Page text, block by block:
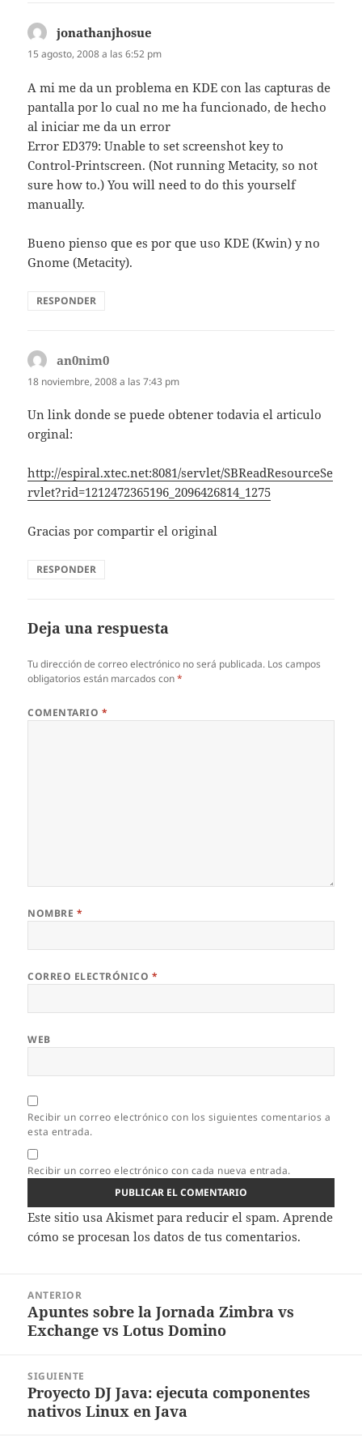
jonathanjhosue
15 agosto, 2008 a las 6:52 pm
A mi me da un problema en KDE con las capturas de
pantalla por lo cual no me ha funcionado, de hecho
al iniciar me da un error
Error ED379: Unable to set screenshot key to
Control-Printscreen. (Not running Metacity, so not
sure how to.) You will need to do this yourself
manually.
Bueno pienso que es por que uso KDE (Kwin) y no
Gnome (Metacity).
RESPONDER
an0nim0
18 noviembre, 2008 a las 7:43 pm
Un link donde se puede obtener todavia el articulo
orginal:
http://espiral.xtec.net:8081/servlet/SBReadResourceSe
rvlet?rid=1212472365196_2096426814_1275
Gracias por compartir el original
RESPONDER
Deja una respuesta
Tu dirección de correo electrónico no será publicada. Los campos
obligatorios están marcados con*
COMENTARIO *
NOMBRE *
CORREO ELECTRÓNICO *
WEB
Recibir un correo electrónico con los siguientes comentarios a
esta entrada.
Recibir un correo electrónico con cada nueva entrada.
Este sitio usa Akismet para reducir el spam. Aprende
cómo se procesan los datos de tus comentarios.
entradas
ANTERIOR
Entrada
anterior:
Apuntes sobre la Jornada Zimbra vs
Exchange vs Lotus Domino
SIGUIENTE
Entrada
siguiente:
Proyecto DJ Java: ejecuta componentes
nativos Linux en Java